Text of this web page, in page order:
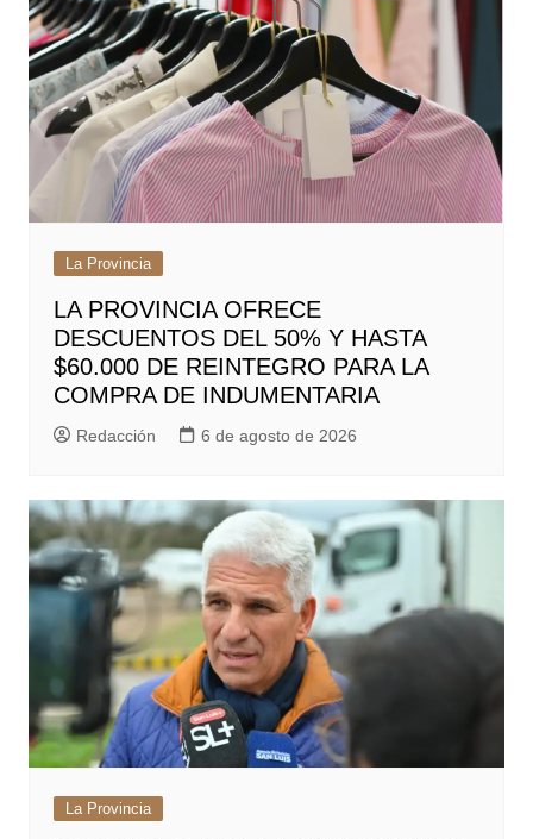
La Provincia
LA PROVINCIA OFRECE
DESCUENTOS DEL 50% Y HASTA
$60.000 DE REINTEGRO PARA LA
COMPRA DE INDUMENTARIA
Redacción 6 de agosto de 2026
La Provincia